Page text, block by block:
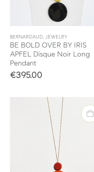
BERNARDAUD, JEWELRY
BE BOLD OVER BY IRIS
APFEL Disque Noir Long
Pendant
€395.00